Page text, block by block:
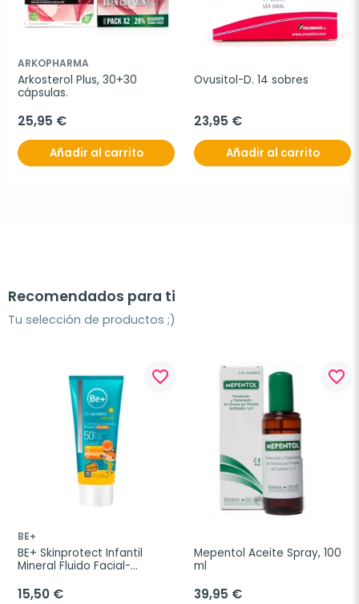
ARKOPHARMA
Arkosterol Plus, 30+30
cápsulas.
25,95 €
Añadir al carrito
Ovusitol-D. 14 sobres
23,95 €
Añadir al carrito
Recomendados para ti
Tu selección de productos ;)
favorite_border
BE+
BE+ Skinprotect Infantil
Mineral Fluido Facial-
15,50 €
favorite_border
Mepentol Aceite Spray, 100
ml
39,95 €